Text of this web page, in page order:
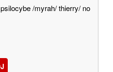
/myrah/ thierry/ no